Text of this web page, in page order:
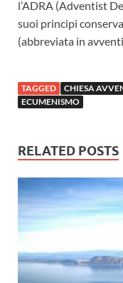
l’ADRA (Adventist
suoi principi
(abbreviata in
TAGGED CHIESA
ECUMENISMO
RELATED POSTS